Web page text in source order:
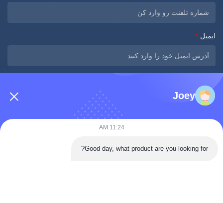
ایمیل *
Joey
11:24 AM
Good day, what product are you looking for?